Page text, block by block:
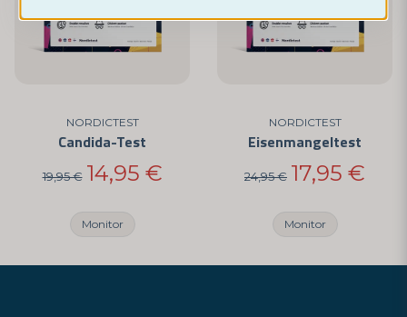
NORDICTEST
Candida-Test
19,95 € 14,95 €
Monitor
NORDICTEST
Eisenmangeltest
24,95 € 17,95 €
Monitor